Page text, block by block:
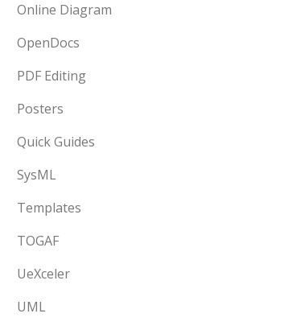
Online Diagram
OpenDocs
PDF Editing
Posters
Quick Guides
SysML
Templates
TOGAF
UeXceler
UML